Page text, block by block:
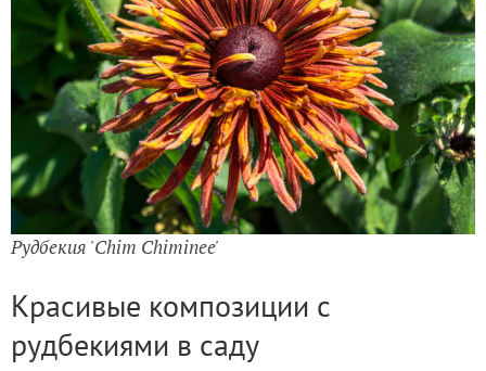
Рудбекия 'Chim Chiminee'
Красивые композиции с
рудбекиями в саду